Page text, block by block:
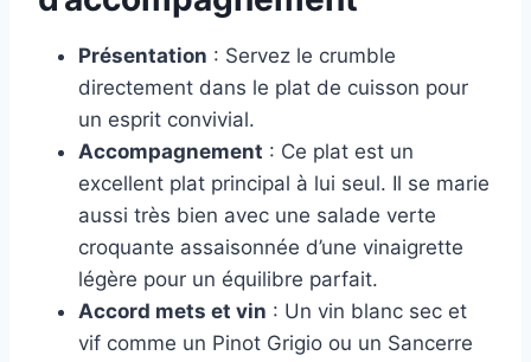
Présentation : Servez le crumble
directement dans le plat de cuisson pour
un esprit convivial.
Accompagnement : Ce plat est un
excellent plat principal à lui seul. Il se marie
aussi très bien avec une salade verte
croquante assaisonnée d’une vinaigrette
légère pour un équilibre parfait.
Accord mets et vin : Un vin blanc sec et
vif comme un Pinot Grigio ou un Sancerre